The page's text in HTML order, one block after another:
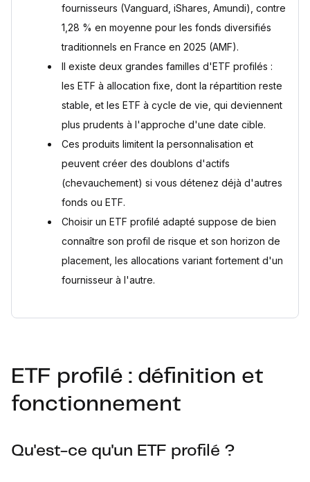
Un ETF profilé est-il éligible au PEA ?
Qu'est-ce que le risque de chevauchement entre ETF
assurance-vie ?
Sources
fournisseurs (Vanguard, iShares, Amundi), contre
1,28 % en moyenne pour les fonds diversifiés
traditionnels en France en 2025 (AMF).
Il existe deux grandes familles d'ETF profilés :
les ETF à allocation fixe, dont la répartition reste
stable, et les ETF à cycle de vie, qui deviennent
plus prudents à l'approche d'une date cible.
Ces produits limitent la personnalisation et
peuvent créer des doublons d'actifs
(chevauchement) si vous détenez déjà d'autres
fonds ou ETF.
Choisir un ETF profilé adapté suppose de bien
connaître son profil de risque et son horizon de
placement, les allocations variant fortement d'un
fournisseur à l'autre.
ETF profilé : définition et
fonctionnement
Qu'est-ce qu'un ETF profilé ?